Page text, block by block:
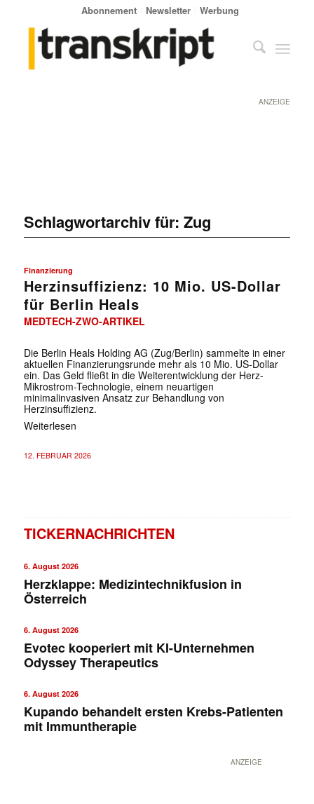
Abonnement Newsletter Werbung
ANZEIGE
Schlagwortarchiv für: Zug
Finanzierung
Herzinsuffizienz: 10 Mio. US-Dollar
für Berlin Heals
MEDTECH-ZWO-ARTIKEL
Die Berlin Heals Holding AG (Zug/Berlin) sammelte in einer
aktuellen Finanzierungsrunde mehr als 10 Mio. US-Dollar
ein. Das Geld fließt in die Weiterentwicklung der Herz-
Mikrostrom-Technologie, einem neuartigen
minimalinvasiven Ansatz zur Behandlung von
Herzinsuffizienz.
Weiterlesen
12. FEBRUAR 2026
TICKERNACHRICHTEN
6. August 2026
Herzklappe: Medizintechnikfusion in
Österreich
6. August 2026
Evotec kooperiert mit KI-Unternehmen
Odyssey Therapeutics
6. August 2026
Kupando behandelt ersten Krebs-Patienten
mit Immuntherapie
ANZEIGE